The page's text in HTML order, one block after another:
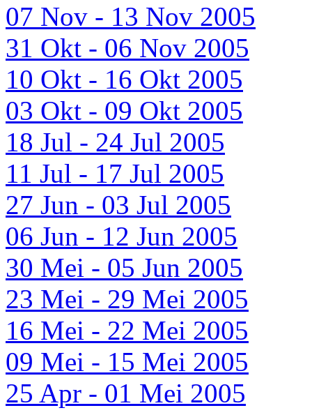
07 Nov - 13 Nov 2005
31 Okt - 06 Nov 2005
10 Okt - 16 Okt 2005
03 Okt - 09 Okt 2005
18 Jul - 24 Jul 2005
11 Jul - 17 Jul 2005
27 Jun - 03 Jul 2005
06 Jun - 12 Jun 2005
30 Mei - 05 Jun 2005
23 Mei - 29 Mei 2005
16 Mei - 22 Mei 2005
09 Mei - 15 Mei 2005
25 Apr - 01 Mei 2005